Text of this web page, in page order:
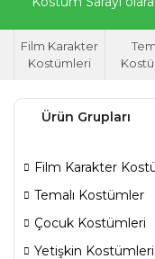
Film Karakter
Kostümleri
Ürün Grupları
Film Karakter
Temalı Kostümler
Çocuk Kostümleri
Yetişkin Kostümleri